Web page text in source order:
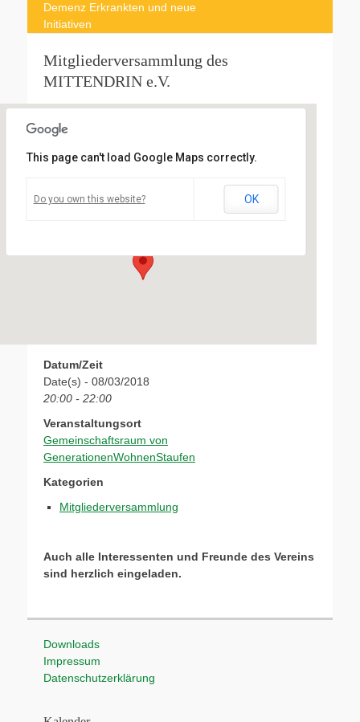
Demenz Erkrankten und neue
Initiativen
Mitgliederversammlung des
MITTENDRIN e.V.
This page can't load Google Maps correctly.
Do you own this website? OK
Datum/Zeit
Date(s) - 08/03/2018
20:00 - 22:00
Veranstaltungsort
Gemeinschaftsraum von
GenerationenWohnenStaufen
Kategorien
Mitgliederversammlung
Auch alle Interessenten und Freunde des Vereins
sind herzlich eingeladen.
Downloads
Impressum
Datenschutzerklärung